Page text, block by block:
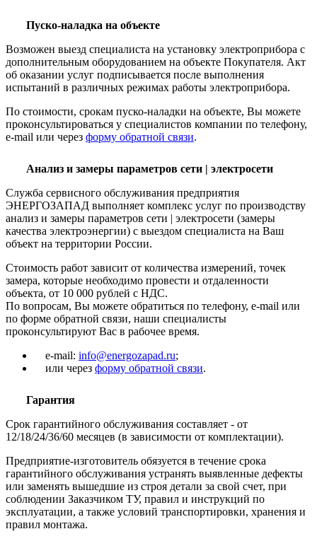
Пуско-наладка на объекте
Возможен выезд специалиста на установку электроприбора с
дополнительным оборудованием на объекте Покупателя. Акт
об оказании услуг подписывается после выполнения
испытаний в различных режимах работы электроприбора.
По стоимости, срокам пуско-наладки на объекте, Вы можете
проконсультироваться у специалистов компании по телефону,
e-mail или через форму обратной связи.
Анализ и замеры параметров сети | электросети
Служба сервисного обслуживания предприятия
ЭНЕРГОЗАПАД выполняет комплекс услуг по производству
анализ и замеры параметров сети | электросети (замеры
качества электроэнергии) с выездом специалиста на Ваш
объект на территории России.
Стоимость работ зависит от количества измерений, точек
замера, которые необходимо провести и отдаленности
объекта, от 10 000 рублей с НДС.
По вопросам, Вы можете обратиться по телефону, e-mail или
по форме обратной связи, наши специалисты
проконсультируют Вас в рабочее время.
e-mail: info@energozapad.ru;
или через форму обратной связи.
Гарантия
Срок гарантийного обслуживания составляет - от
12/18/24/36/60 месяцев (в зависимости от комплектации).
Предприятие-изготовитель обязуется в течение срока
гарантийного обслуживания устранять выявленные дефекты
или заменять вышедшие из строя детали за свой счет, при
соблюдении Заказчиком ТУ, правил и инструкций по
эксплуатации, а также условий транспортировки, хранения и
правил монтажа.